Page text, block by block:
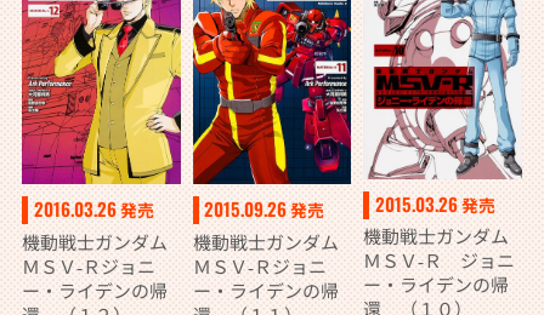
2016.03.26発売
機動戦士ガンダム
ＭＳＶ‐Ｒジョニ
ー・ライデンの帰
2015.09.26発売
機動戦士ガンダム
ＭＳＶ‐Ｒジョニ
ー・ライデンの帰
2015.03.26発売
機動戦士ガンダム
ＭＳＶ‐Ｒ ジョニ
ー・ライデンの帰
還 （１０）